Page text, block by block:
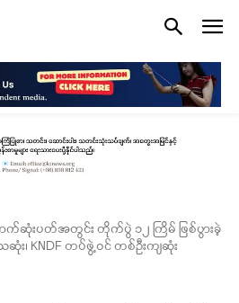
ဆုံးပတ်အတွင်း တိုက်ပွဲ ၁၂ ကြိမ် ဖြစ်ပွားခဲ့
ဆုံး၊ KNDF တပ်ဖွဲ့ဝင် တစ်ဦးကျဆုံး